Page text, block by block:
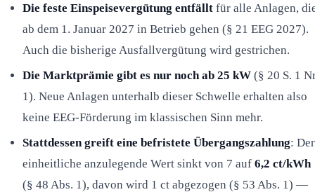
Die feste Einspeisevergütung entfällt für alle Anlagen,
ab dem 1. Januar 2027 in Betrieb gehen (§ 21 EEG 2027).
Auch die bisherige Ausfallvergütung wird gestrichen.
Die Marktprämie gibt es nur noch ab 25 kW (§ 20 S. 1
1). Neue Anlagen unterhalb dieser Schwelle erhalten also
keine EEG-Förderung im klassischen Sinn mehr.
Stattdessen greift eine befristete Übergangszahlung: Der
einheitliche anzulegende Wert sinkt von 7 auf 6,2 ct/kWh
(§ 48 Abs. 1), davon wird 1 ct abgezogen (§ 53 Abs. 1) —